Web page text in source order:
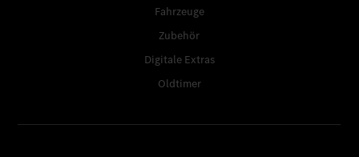
Fahrzeuge
Zubehör
Digitale Extras
Oldtimer